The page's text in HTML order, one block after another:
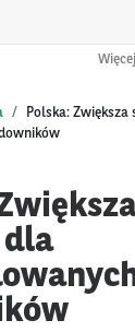
Polska:
dla